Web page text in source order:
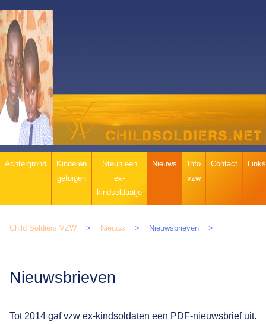
Navigatie
Achtergrond
Kinderen
getuigen
Steun een
ex-
kindsoldaatje
Nieuws
Info
vzw
Contact Links
Child Soldiers VZW Nieuws Nieuwsbrieven
Nieuwsbrieven
Tot 2014 gaf vzw ex-kindsoldaten een PDF-nieuwsbrief uit.